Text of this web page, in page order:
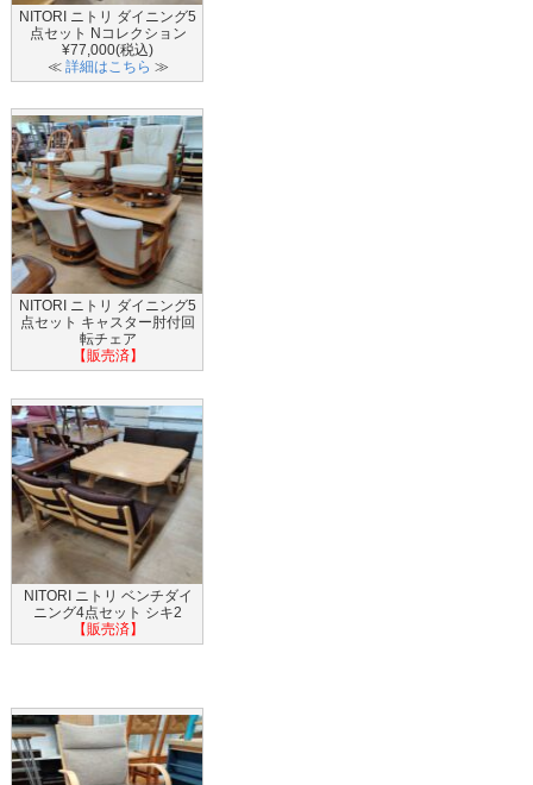
NITORI ニトリ ダイニング5
点セット Nコレクション
¥77,000(税込)
≪ 詳細はこちら ≫
NITORI ニトリ ダイニング5
点セット キャスター肘付回
転チェア
【販売済】
NITORI ニトリ ベンチダイ
ニング4点セット シキ2
【販売済】